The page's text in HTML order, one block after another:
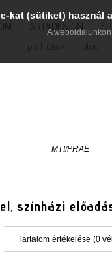
ART&DESIGN
portfóliók
MTI/PRAE
színházi
Tartalom értékelése (0
kat (sütiket)
A